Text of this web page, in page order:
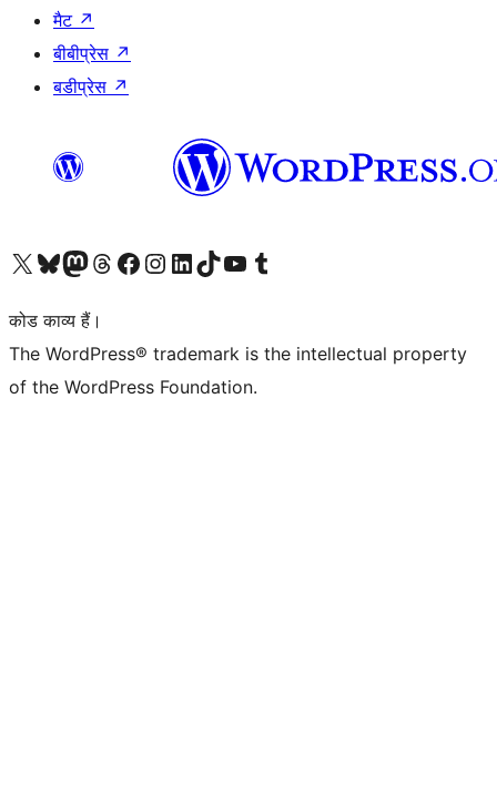
मैट ↗
बीबीप्रेस ↗
बडीप्रेस ↗
Visit our X (formerly Twitter) account
हमारे बलुस्की खाते पर जाएँVisit our Mastodon account
हमारे थ्रेड्स अकाउंट पर जाएंहमारे फेसबुक पेज पर जाएँहमारे इंस्टाग्राम अकाउंट पर जाएंहमारे लिंक्डइन खाते पर जाएँहमारे टिकटॉक खाते पर जाएँहमारे यूट्यूब चैनल पर जाएंहमारे Tumblr खाते पर जाएँ
कोड काव्य हैं।
The WordPress® trademark is the intellectual property
of the WordPress Foundation.